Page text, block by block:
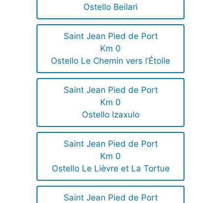
Ostello Beilari
Saint Jean Pied de Port
Km 0
Ostello Le Chemin vers l’Étoile
Saint Jean Pied de Port
Km 0
Ostello Izaxulo
Saint Jean Pied de Port
Km 0
Ostello Le Lièvre et La Tortue
Saint Jean Pied de Port